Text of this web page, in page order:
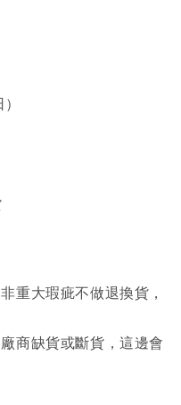
重大瑕疵不做退換貨，
商缺貨或斷貨，這邊會